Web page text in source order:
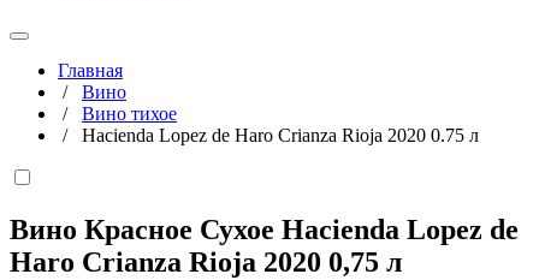
Главная
/ Вино
/ Вино тихое
/ Hacienda Lopez de Haro Crianza Rioja 2020 0.75 л
Вино Красное Сухое Hacienda Lopez de
Haro Crianza Rioja 2020 0,75 л